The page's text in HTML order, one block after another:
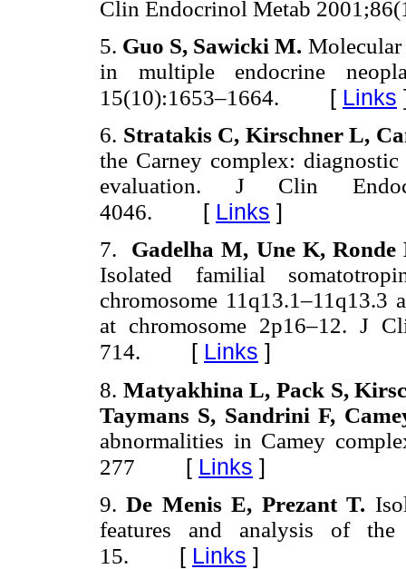
Clin Endocrinol Metab
5. Guo S, Sawicki M. Molecular
in multiple endocrine
15(10):1653–1664. [ Links
6. Stratakis C, Kirschner L,
the Carney complex:
evaluation. J Clin
4046. [ Links ]
7. Gadelha M, Une K,
Isolated familial
chromosome 11q13.1–11q13.3
at chromosome 2p16–12. J
714. [ Links ]
8. Matyakhina L, Pack S,
Taymans S, Sandrini F,
abnormalities in Camey
277 [ Links ]
9.De Menis E, Prezant T.
features and analysis of
15. [ Links ]